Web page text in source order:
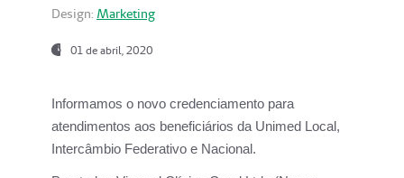
Design: Marketing
01 de abril, 2020
Informamos o novo credenciamento para
atendimentos aos beneficiários da Unimed Local,
Intercâmbio Federativo e Nacional.